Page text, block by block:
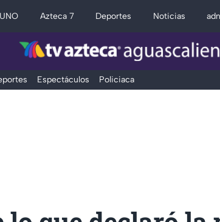
Azteca 7 Deportes Noticias
Espectáculos Policiaca